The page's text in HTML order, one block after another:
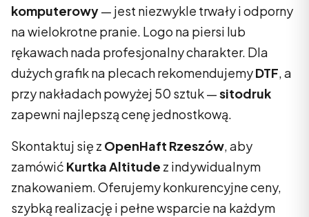
komputerowy— jest niezwykle trwały i odporny
na wielokrotne pranie. Logo na piersi lub
rękawach nada profesjonalny charakter. Dla
dużych grafik na plecach rekomendujemyDTF, a
przy nakładach powyżej 50 sztuk —sitodruk
zapewni najlepszą cenę jednostkową.
Skontaktuj się z OpenHaft Rzeszów, aby
zamówić Kurtka Altitude z indywidualnym
znakowaniem. Oferujemy konkurencyjne ceny,
szybką realizację i pełne wsparcie na każdym